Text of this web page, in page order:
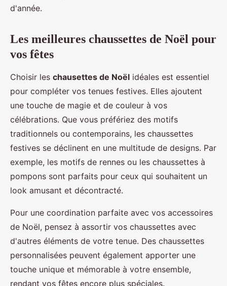
d'année.
Les meilleures chaussettes de Noël pour
vos fêtes
Choisir les chausettes de Noël idéales est essentiel
pour compléter vos tenues festives. Elles ajoutent
une touche de magie et de couleur à vos
célébrations. Que vous préfériez des motifs
traditionnels ou contemporains, les chaussettes
festives se déclinent en une multitude de designs. Par
exemple, les motifs de rennes ou les chaussettes à
pompons sont parfaits pour ceux qui souhaitent un
look amusant et décontracté.
Pour une coordination parfaite avec vos accessoires
de Noël, pensez à assortir vos chaussettes avec
d'autres éléments de votre tenue. Des chaussettes
personnalisées peuvent également apporter une
touche unique et mémorable à votre ensemble,
rendant vos fêtes encore plus spéciales.